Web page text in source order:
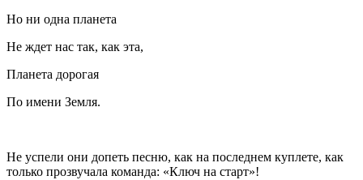
Но ни одна планета
Не ждет нас так, как эта,
Планета дорогая
По имени Земля.
Не успели они допеть песню, как на последнем куплете, как
только прозвучала команда: «Ключ на старт»!